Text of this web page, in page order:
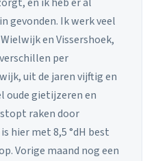
gevonden. Ik werk veel
en Vissershoek,
per
uit de jaren vijftig en
oude gietijzeren en
raken door
hier met 8,5 °dH best
Vorige maand nog een